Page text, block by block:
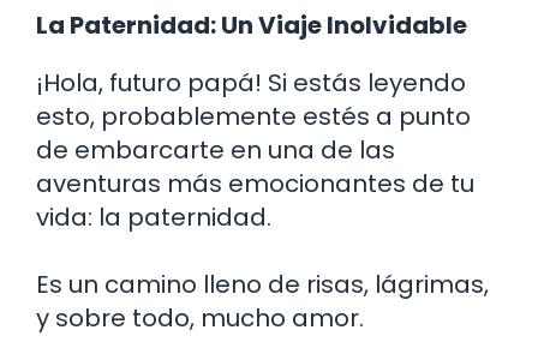
La Paternidad: Un Viaje Inolvidable
¡Hola, futuro papá! Si estás leyendo
esto, probablemente estés a punto
de embarcarte en una de las
aventuras más emocionantes de tu
vida: la paternidad.
Es un camino lleno de risas, lágrimas,
y sobre todo, mucho amor.